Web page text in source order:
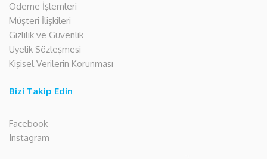
Ödeme İşlemleri
Müşteri İlişkileri
Gizlilik ve Güvenlik
Üyelik Sözleşmesi
Kişisel Verilerin Korunması
Bizi Takip Edin
Facebook
Instagram